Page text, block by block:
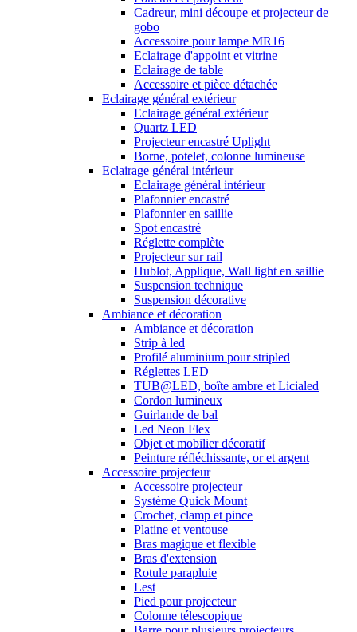
Cadreur, mini découpe et projecteur de
gobo
Accessoire pour lampe MR16
Eclairage d'appoint et vitrine
Eclairage de table
Accessoire et pièce détachée
Eclairage général extérieur
Eclairage général extérieur
Quartz LED
Projecteur encastré Uplight
Borne, potelet, colonne lumineuse
Eclairage général intérieur
Eclairage général intérieur
Plafonnier encastré
Plafonnier en saillie
Spot encastré
Réglette complète
Projecteur sur rail
Hublot, Applique, Wall light en saillie
Suspension technique
Suspension décorative
Ambiance et décoration
Ambiance et décoration
Strip à led
Profilé aluminium pour stripled
Réglettes LED
TUB@LED, boîte ambre et Licialed
Cordon lumineux
Guirlande de bal
Led Neon Flex
Objet et mobilier décoratif
Peinture réfléchissante, or et argent
Accessoire projecteur
Accessoire projecteur
Système Quick Mount
Crochet, clamp et pince
Platine et ventouse
Bras magique et flexible
Bras d'extension
Rotule parapluie
Lest
Pied pour projecteur
Colonne télescopique